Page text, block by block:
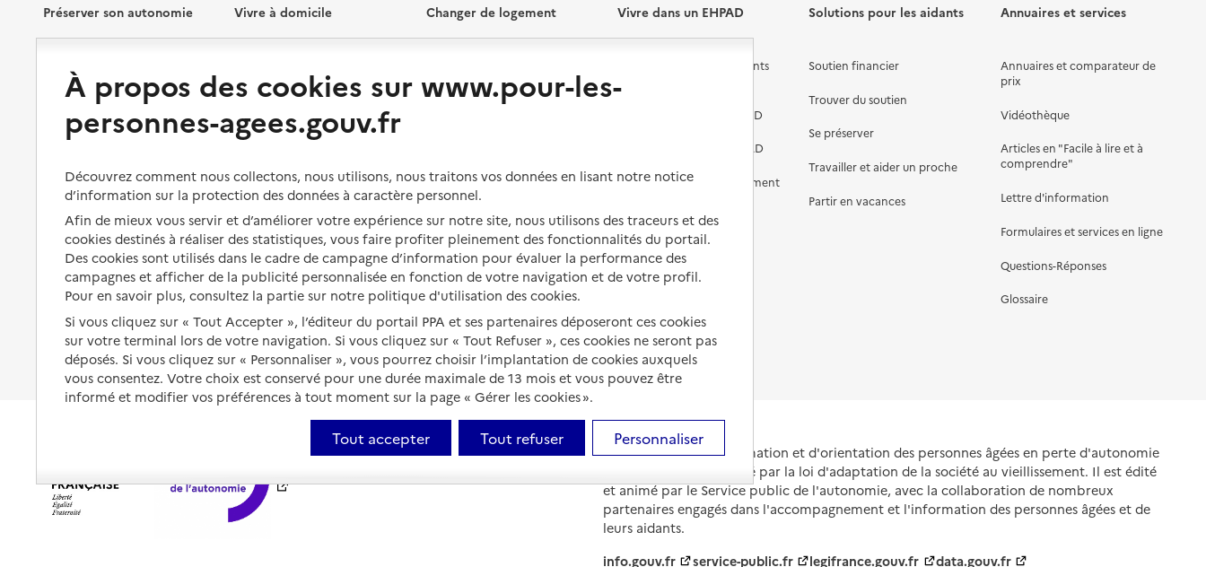
Préserver son autonomie
et droits
s'équiper
santé
Organiser à l'avance sa propre
protection
Les mesures de protection
Les obligations de la famille
À qui s’adresser ?
Les politiques du grand âge
Vivre à domicile
Bénéficier de soins à domicile
Aides financières
Partager son logement
Vivre à domicile avec une
maladie ou un handicap
Être hospitalisé
Fin de vie à domicile
Changer de logement
Vivre dans une résidence avec
Vivre en accueil familial
Autres solutions de logement
Vivre dans un EHPAD
Les différents établissements
Préparer l'entrée en EHPAD
Aides financières en EHPAD
Prévention, accompagnement
Comprendre les prix en
EHPAD
Droits en EHPAD
Fin de vie en EHPAD
Solutions pour les aidants
Soutien financier
Trouver du soutien
Se préserver
Travailler et aider un proche
Partir en vacances
Annuaires et services
Annuaires et comparateur de
prix
Vidéothèque
Articles en "Facile à lire et à
comprendre"
Lettre d'information
Formulaires et services en ligne
Questions-Réponses
Glossaire
Portail national d'information et d'orientation des personnes âgées en perte d'autonomie
et de leurs proches, créé par la loi d'adaptation de la société au vieillissement. Il est édité
et animé par le Service public de l'autonomie, avec la collaboration de nombreux
partenaires engagés dans l'accompagnement et l'information des personnes âgées et de
leurs aidants.
info.gouv.fr
service-public.fr legifrance.gouv.fr data.gouv.fr
À propos des cookies sur www.pour-les-
personnes-agees.gouv.fr
Découvrez comment nous collectons, nous utilisons, nous traitons vos données en lisant notre notice
d’information sur la protection des données à caractère personnel.
Afin de mieux vous servir et d’améliorer votre expérience sur notre site, nous utilisons des traceurs et des
cookies destinés à réaliser des statistiques, vous faire profiter pleinement des fonctionnalités du portail.
Des cookies sont utilisés dans le cadre de campagne d’information pour évaluer la performance des
campagnes et afficher de la publicité personnalisée en fonction de votre navigation et de votre profil.
Pour en savoir plus, consultez la partie sur notre politique d'utilisation des cookies.
Si vous cliquez sur « Tout Accepter », l’éditeur du portail PPA et ses partenaires déposeront ces cookies
sur votre terminal lors de votre navigation. Si vous cliquez sur « Tout Refuser », ces cookies ne seront pas
déposés. Si vous cliquez sur « Personnaliser », vous pourrez choisir l’implantation de cookies auxquels
vous consentez. Votre choix est conservé pour une durée maximale de 13 mois et vous pouvez être
informé et modifier vos préférences à tout moment sur la page « Gérer les cookies ».
Tout accepter Tout refuser Personnaliser